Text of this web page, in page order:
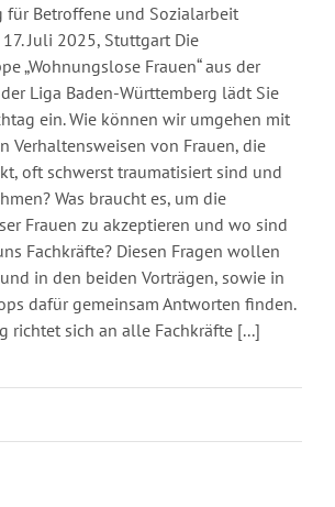
für Betroffene und Sozialarbeit
Juli 2025, Stuttgart Die
„Wohnungslose Frauen“ aus der
Liga Baden-Württemberg lädt Sie
ein. Wie können wir umgehen mit
Verhaltensweisen von Frauen, die
oft schwerst traumatisiert sind und
Was braucht es, um die
Frauen zu akzeptieren und wo sind
Fachkräfte? Diesen Fragen wollen
in den beiden Vorträgen, sowie in
dafür gemeinsam Antworten finden.
richtet sich an alle Fachkräfte [...]